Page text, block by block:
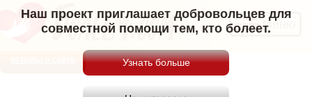
Наш проект приглашает добровольцев для
совместной помощи тем, кто болеет.Меню